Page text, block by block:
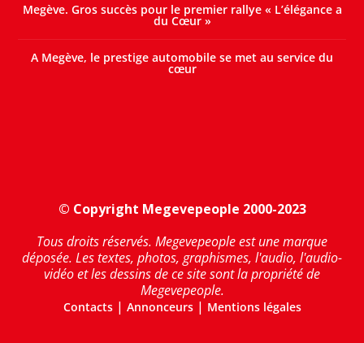
Megève. Gros succès pour le premier rallye « L’élégance a
du Cœur »
A Megève, le prestige automobile se met au service du
cœur
© Copyright Megevepeople 2000-2023
Tous droits réservés. Megevepeople est une marque
déposée. Les textes, photos, graphismes, l'audio, l'audio-
vidéo et les dessins de ce site sont la propriété de
Megevepeople.
Contacts| Annonceurs| Mentions légales